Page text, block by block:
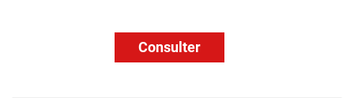
Consulter